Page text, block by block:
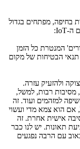
בחיפה, מפתחים בגדול
IoT
:
המנטרת כל הזמן
הבטיחות של מקום
ולהזעיק עזרה.
מסיבות רבות, למשל,
למזהמים ועוד. זה
אם הוא צמא מדי ועשוי
אישית אחרת. זה
תאונות. יש לנו כבר
כאוב עם הרבה נפגעים